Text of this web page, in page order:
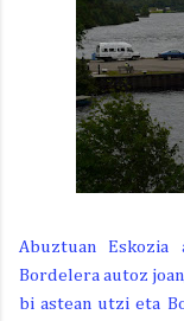
Abuztuan
Bordelera autoz
bi astean utzi eta